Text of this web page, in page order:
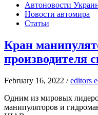
Автоновости
Новости автомира
Статьи
Кран
производителя
February 16, 2022 /editors
Одним из мировых
манипуляторов и